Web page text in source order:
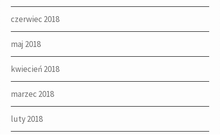
czerwiec 2018
maj 2018
kwiecień 2018
marzec 2018
luty 2018